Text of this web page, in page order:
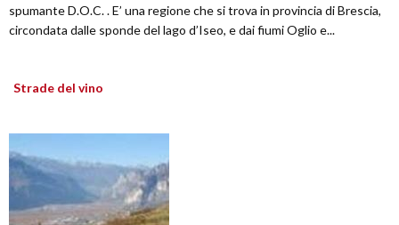
spumante D.O.C. . E’ una regione che si trova in provincia di Brescia,
circondata dalle sponde del lago d’Iseo, e dai fiumi Oglio e...
Strade del vino